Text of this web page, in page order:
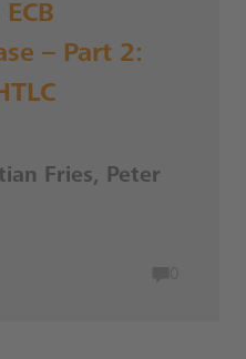
– Part 2:
Fries, Peter